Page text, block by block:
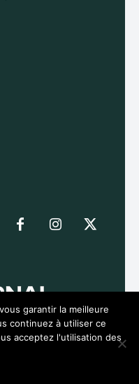
garantir la meilleure
continuez à utiliser ce
acceptez l'utilisation des